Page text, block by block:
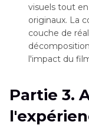
visuels tout
originaux. La
couche de
l'impact du
Partie 3.